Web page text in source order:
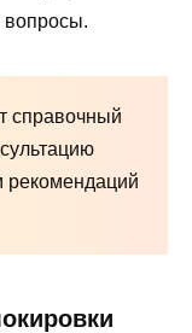
вопросы.
справочный
рекомендаций